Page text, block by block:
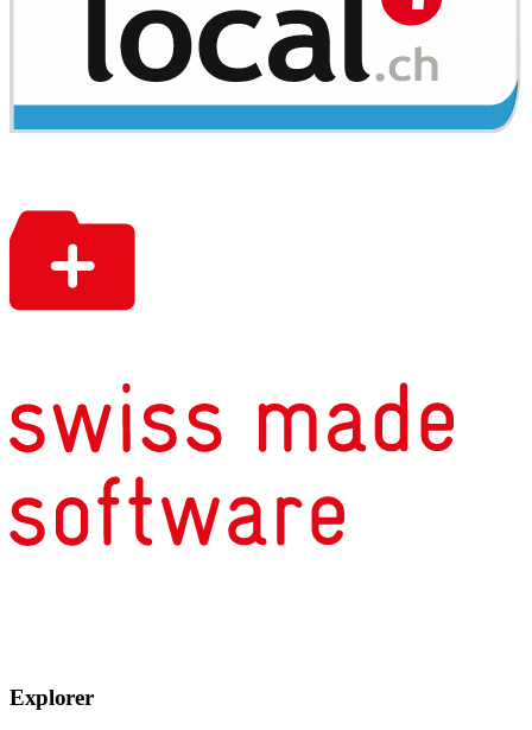
Explorer